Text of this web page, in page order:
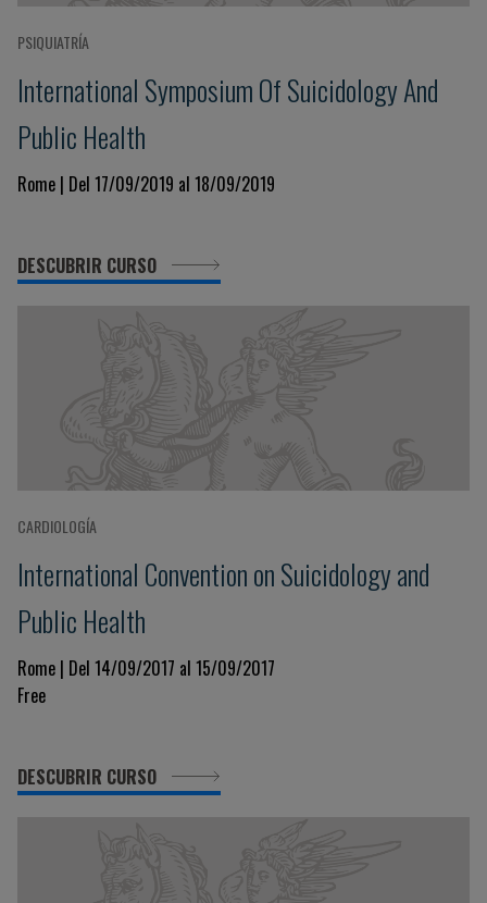
PSIQUIATRÍA
International Symposium Of Suicidology And
Public Health
Rome | Del 17/09/2019 al 18/09/2019
DESCUBRIR CURSO
CARDIOLOGÍA
International Convention on Suicidology and
Public Health
Rome | Del 14/09/2017 al 15/09/2017
Free
DESCUBRIR CURSO